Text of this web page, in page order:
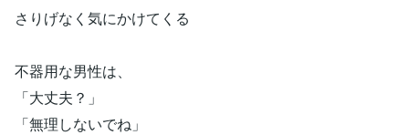
さりげなく気にかけてくる
不器用な男性は、
「大丈夫？」
「無理しないでね」